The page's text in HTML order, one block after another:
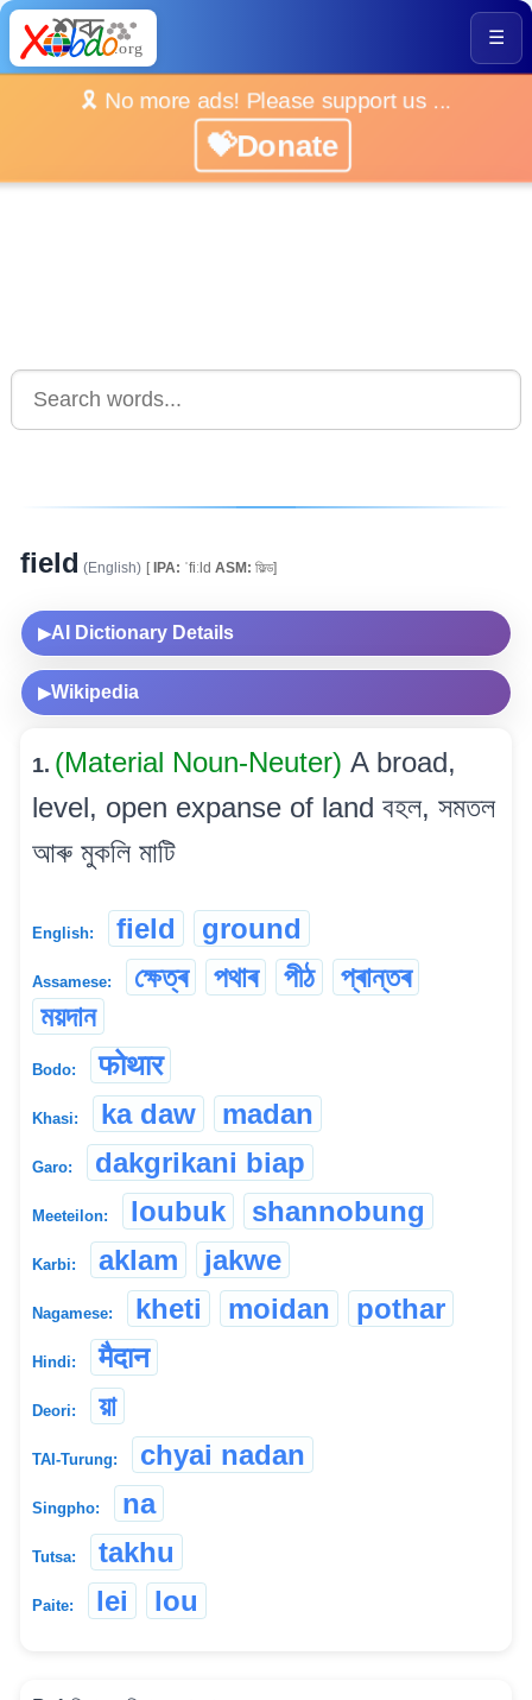
☰
🎗️ No more ads! Please support us ...
💝Donate
field (English) [IPA: ˈfiːld ASM: ফিল্ড]
▶AI Dictionary Details
▶Wikipedia
1. (Material Noun-Neuter) A broad,
level, open expanse of land বহল, সমতল
আৰু মুকলি মাটি
English: field ground
Assamese: ক্ষেত্ৰ পথাৰ পীঠ
প্ৰান্তৰ
ময়দান
Bodo: फोथार
Khasi: ka daw madan
Garo: dakgrikani biap
Meeteilon: loubuk shannobung
Karbi: aklam jakwe
Nagamese: kheti moidan pothar
Hindi: मैदान
Deori: য়া
TAI-Turung: chyai nadan
Singpho: na
Tutsa: takhu
Paite: lei lou